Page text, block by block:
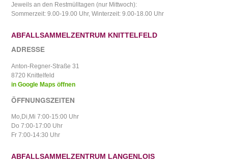
Jeweils an den Restmülltagen (nur Mittwoch):
Sommerzeit: 9.00-19.00 Uhr, Winterzeit: 9.00-18.00 Uhr
ABFALLSAMMELZENTRUM KNITTELFELD
ADRESSE
Anton-Regner-Straße 31
8720 Knittelfeld
in Google Maps öffnen
ÖFFNUNGSZEITEN
Mo,Di,Mi 7:00-15:00 Uhr
Do 7:00-17:00 Uhr
Fr 7:00-14:30 Uhr
ABFALLSAMMELZENTRUM LANGENLOIS